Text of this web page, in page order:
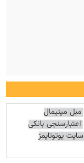
مبل مینیمال
اعتبارسنجی بانکی
سایت یوتوتایمز